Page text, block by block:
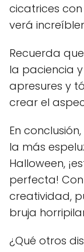
cicatrices con
verá
Recuerda
la paciencia
apresures y
crear el
En
la más
Halloween,
perfecta!
creatividad,
bruja
¿Qué otros